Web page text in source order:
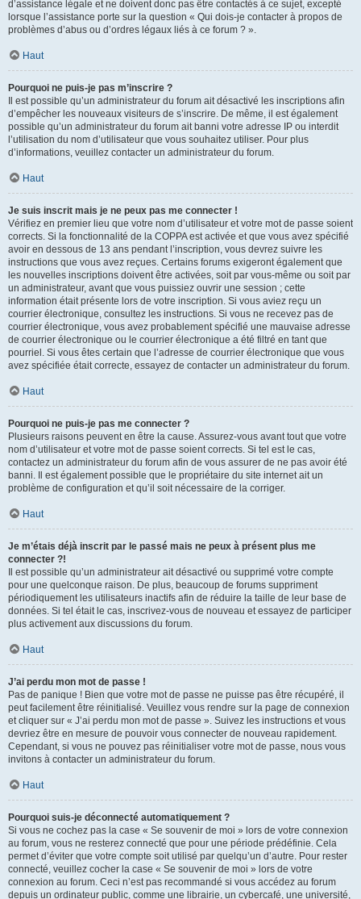
d’assistance légale et ne doivent donc pas être contactés à ce sujet, excepté
lorsque l’assistance porte sur la question « Qui dois-je contacter à propos de
problèmes d’abus ou d’ordres légaux liés à ce forum ? ».
Haut
Pourquoi ne puis-je pas m’inscrire ?
Il est possible qu’un administrateur du forum ait désactivé les inscriptions afin
d’empêcher les nouveaux visiteurs de s’inscrire. De même, il est également
possible qu’un administrateur du forum ait banni votre adresse IP ou interdit
l’utilisation du nom d’utilisateur que vous souhaitez utiliser. Pour plus
d’informations, veuillez contacter un administrateur du forum.
Haut
Je suis inscrit mais je ne peux pas me connecter !
Vérifiez en premier lieu que votre nom d’utilisateur et votre mot de passe soient
corrects. Si la fonctionnalité de la COPPA est activée et que vous avez spécifié
avoir en dessous de 13 ans pendant l’inscription, vous devrez suivre les
instructions que vous avez reçues. Certains forums exigeront également que
les nouvelles inscriptions doivent être activées, soit par vous-même ou soit par
un administrateur, avant que vous puissiez ouvrir une session ; cette
information était présente lors de votre inscription. Si vous aviez reçu un
courrier électronique, consultez les instructions. Si vous ne recevez pas de
courrier électronique, vous avez probablement spécifié une mauvaise adresse
de courrier électronique ou le courrier électronique a été filtré en tant que
pourriel. Si vous êtes certain que l’adresse de courrier électronique que vous
avez spécifiée était correcte, essayez de contacter un administrateur du forum.
Haut
Pourquoi ne puis-je pas me connecter ?
Plusieurs raisons peuvent en être la cause. Assurez-vous avant tout que votre
nom d’utilisateur et votre mot de passe soient corrects. Si tel est le cas,
contactez un administrateur du forum afin de vous assurer de ne pas avoir été
banni. Il est également possible que le propriétaire du site internet ait un
problème de configuration et qu’il soit nécessaire de la corriger.
Haut
Je m’étais déjà inscrit par le passé mais ne peux à présent plus me
connecter ?!
Il est possible qu’un administrateur ait désactivé ou supprimé votre compte
pour une quelconque raison. De plus, beaucoup de forums suppriment
périodiquement les utilisateurs inactifs afin de réduire la taille de leur base de
données. Si tel était le cas, inscrivez-vous de nouveau et essayez de participer
plus activement aux discussions du forum.
Haut
J’ai perdu mon mot de passe !
Pas de panique ! Bien que votre mot de passe ne puisse pas être récupéré, il
peut facilement être réinitialisé. Veuillez vous rendre sur la page de connexion
et cliquer sur « J’ai perdu mon mot de passe ». Suivez les instructions et vous
devriez être en mesure de pouvoir vous connecter de nouveau rapidement.
Cependant, si vous ne pouvez pas réinitialiser votre mot de passe, nous vous
invitons à contacter un administrateur du forum.
Haut
Pourquoi suis-je déconnecté automatiquement ?
Si vous ne cochez pas la case « Se souvenir de moi » lors de votre connexion
au forum, vous ne resterez connecté que pour une période prédéfinie. Cela
permet d’éviter que votre compte soit utilisé par quelqu’un d’autre. Pour rester
connecté, veuillez cocher la case « Se souvenir de moi » lors de votre
connexion au forum. Ceci n’est pas recommandé si vous accédez au forum
depuis un ordinateur public, comme une librairie, un cybercafé, une université,